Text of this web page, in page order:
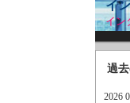
イ
イン
過
2026